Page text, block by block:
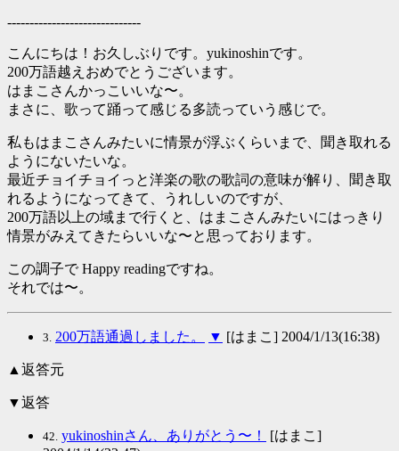
------------------------------
こんにちは！お久しぶりです。yukinoshinです。
200万語越えおめでとうございます。
はまこさんかっこいいな〜。
まさに、歌って踊って感じる多読っていう感じで。
私もはまこさんみたいに情景が浮ぶくらいまで、聞き取れる
ようにないたいな。
最近チョイチョイっと洋楽の歌の歌詞の意味が解り、聞き取
れるようになってきて、うれしいのですが、
200万語以上の域まで行くと、はまこさんみたいにはっきり
情景がみえてきたらいいな〜と思っております。
この調子で Happy readingですね。
それでは〜。
3. 200万語通過しました。 ▼ [はまこ] 2004/1/13(16:38)
▲返答元
▼返答
42. yukinoshinさん、ありがとう〜！
[はまこ]